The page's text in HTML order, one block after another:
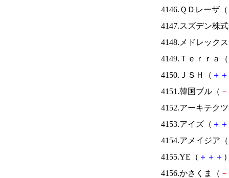
4146.ＱＤレーザ（
4147.スズデン株
4148.メドレック
4149.Ｔｅｒｒａ（
4150.ＪＳＨ（ ＋ ＋
4151.韓国ブル（ －
4152.アーキテク
4153.アイズ（ ＋ ＋
4154.アメイジア（
4155.YE（ ＋ ＋ ＋
4156.かさくま（ －